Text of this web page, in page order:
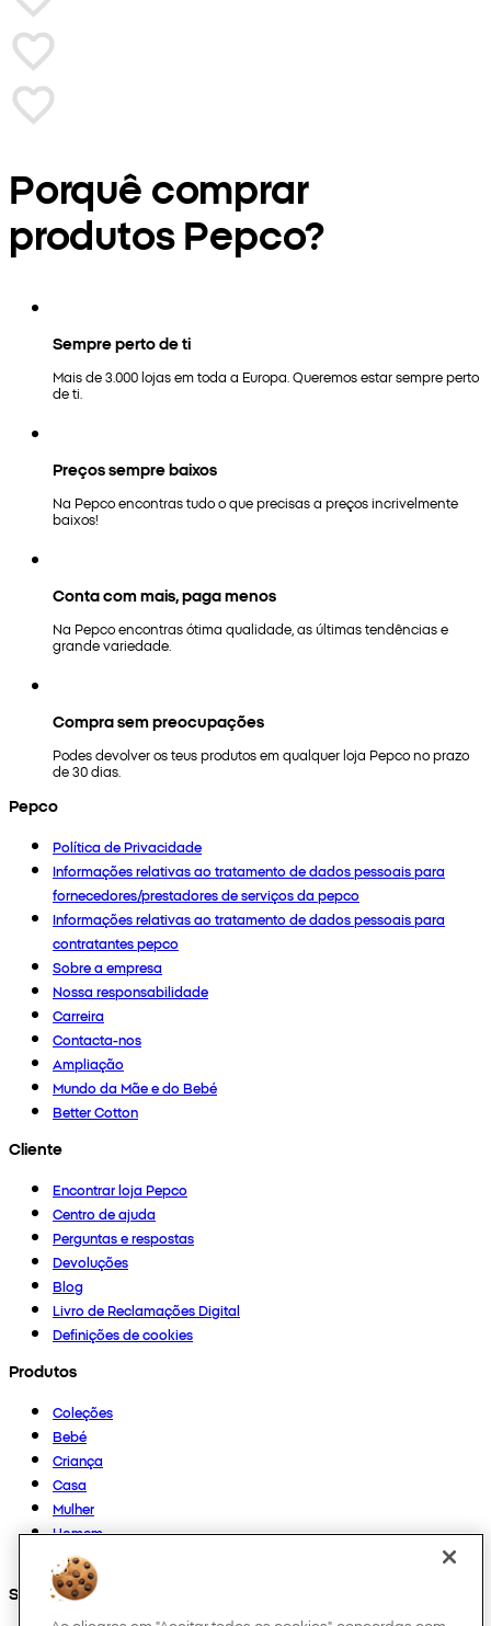
Porquê comprar
produtos Pepco?
Sempre perto de ti
Mais de 3.000 lojas em toda a Europa. Queremos estar sempre perto
de ti.
Preços sempre baixos
Na Pepco encontras tudo o que precisas a preços incrivelmente
baixos!
Conta com mais, paga menos
Na Pepco encontras ótima qualidade, as últimas tendências e
grande variedade.
Compra sem preocupações
Podes devolver os teus produtos em qualquer loja Pepco no prazo
de 30 dias.
Pepco
Política de Privacidade
Informações relativas ao tratamento de dados pessoais para
fornecedores/prestadores de serviços da pepco
Informações relativas ao tratamento de dados pessoais para
contratantes pepco
Sobre a empresa
Nossa responsabilidade
Carreira
Contacta-nos
Ampliação
Mundo da Mãe e do Bebé
Better Cotton
Cliente
Encontrar loja Pepco
Centro de ajuda
Perguntas e respostas
Devoluções
Blog
Livro de Reclamações Digital
Definições de cookies
Produtos
Coleções
Bebé
Criança
Casa
Mulher
Homem
Outros
Segue-nos em